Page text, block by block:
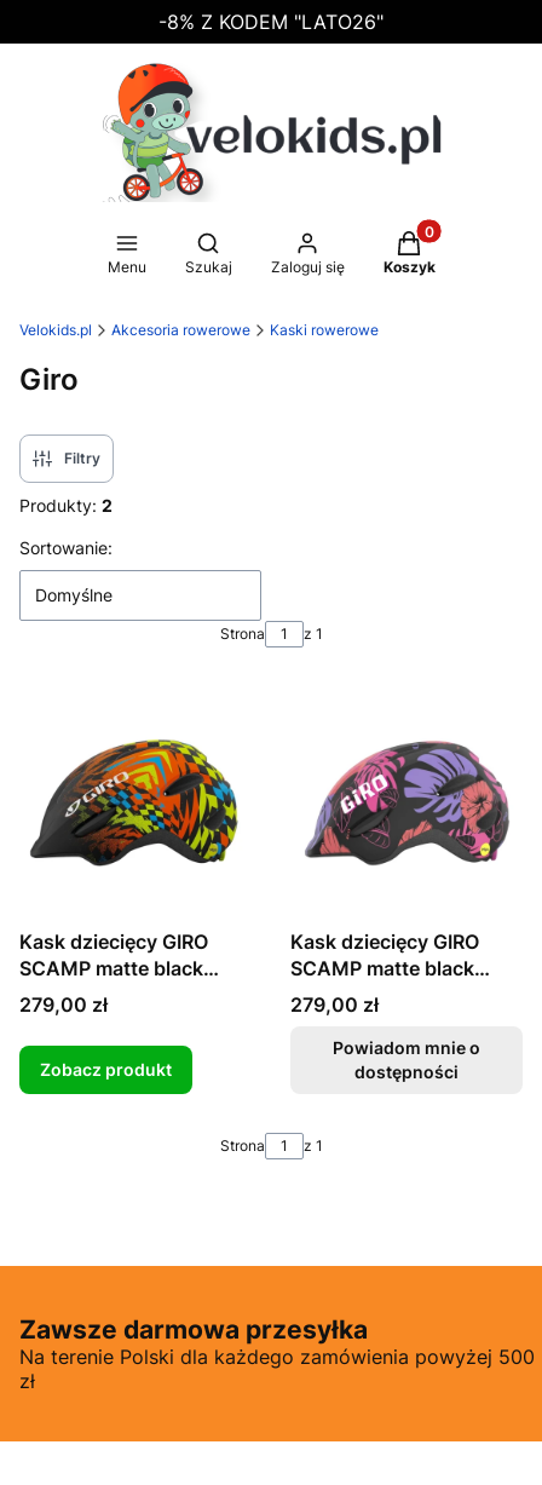
-8% Z KODEM "LATO26"
Menu
Otwórz wyszukiwarkę
Szukaj Zaloguj się
Produkty w
Koszyk
Velokids.pl Akcesoria rowerowe Kaski rowerowe
Giro
Filtry
Produkty: 2
Lista produktów
Sortowanie:
Domyślne
Strona z 1
Kask dziecięcy GIRO
SCAMP matte black
check fade
Cena
279,00 zł
Zobacz produkt
Kask dziecięcy GIRO
SCAMP matte black
floral XS:45–49cm
Cena
279,00 zł
Powiadom mnie o
dostępności
Strona z 1
Zawsze darmowa przesyłka
Na terenie Polski dla każdego zamówienia powyżej 500
zł